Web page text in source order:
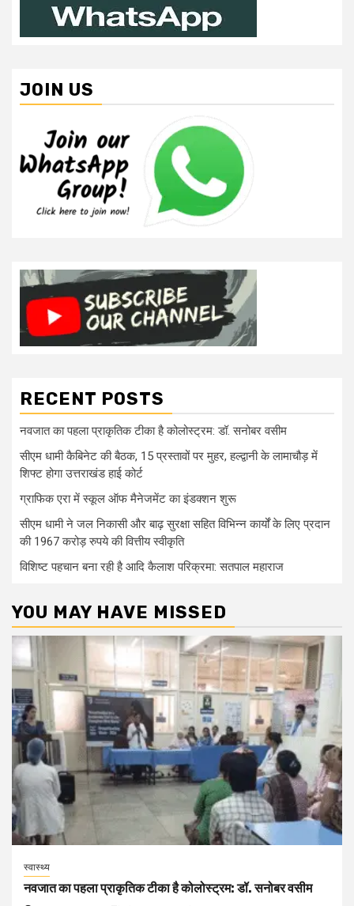
JOIN US
RECENT POSTS
नवजात का पहला प्राकृतिक टीका है कोलोस्ट्रम: डॉ. सनोबर वसीम
सीएम धामी कैबिनेट की बैठक, 15 प्रस्तावों पर मुहर, हल्द्वानी के लामाचौड़ में
शिफ्ट होगा उत्तराखंड हाई कोर्ट
ग्राफिक एरा में स्कूल ऑफ मैनेजमेंट का इंडक्शन शुरू
सीएम धामी ने जल निकासी और बाढ़ सुरक्षा सहित विभिन्न कार्यों के लिए प्रदान
की 1967 करोड़ रुपये की वित्तीय स्वीकृति
विशिष्ट पहचान बना रही है आदि कैलाश परिक्रमा: सतपाल महाराज
YOU MAY HAVE MISSED
स्वास्थ्य
नवजात का पहला प्राकृतिक टीका है कोलोस्ट्रम: डॉ. सनोबर वसीम